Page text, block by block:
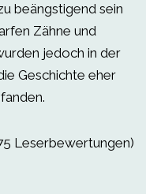
beängstigend sein
Zähne und
jedoch in der
Geschichte eher
Leserbewertungen)